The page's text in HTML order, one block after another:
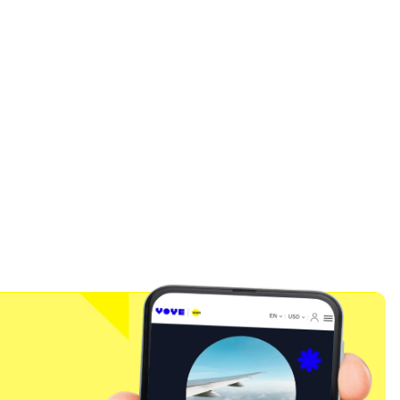
Cerrar ventana emergente